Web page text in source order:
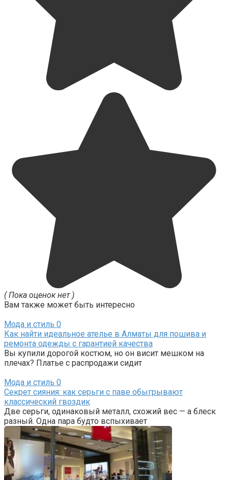
( Пока оценок нет )
Вам также может быть интересно
Мода и стиль 0
Как найти идеальное ателье в Алматы для пошива и
ремонта одежды с гарантией качества
Вы купили дорогой костюм, но он висит мешком на
плечах? Платье с распродажи сидит
Мода и стиль 0
Секрет сияния: как серьги с паве обыгрывают
классический гвоздик
Две серьги, одинаковый металл, схожий вес — а блеск
разный. Одна пара будто вспыхивает